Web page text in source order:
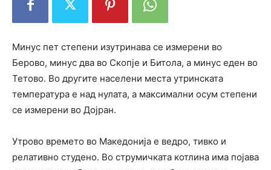
Минус пет степени изутринава се измерени во
Берово, минус два во Скопје и Битола, а минус еден во
Тетово. Во другите населени места утринската
температура е над нулата, а максимални осум степени
се измерени во Дојран.
Утрово времето во Македонија е ведро, тивко и
релативно студено. Во струмичката котлина има појава